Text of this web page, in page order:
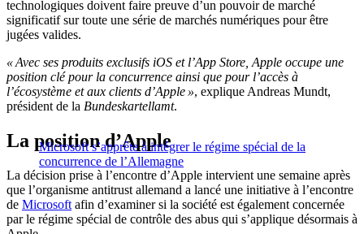
technologiques doivent faire preuve d’un pouvoir de marché
significatif sur toute une série de marchés numériques pour être
jugées valides.
« Avec ses produits exclusifs iOS et l’App Store, Apple occupe une
position clé pour la concurrence ainsi que pour l’accès à
l’écosystème et aux clients d’Apple », explique Andreas Mundt,
président de la Bundeskartellamt.
Microsoft s’apprête à intégrer le régime spécial de la
concurrence de l’Allemagne
La position d’Apple
La décision prise à l’encontre d’Apple intervient une semaine après
que l’organisme antitrust allemand a lancé une initiative à l’encontre
de Microsoft afin d’examiner si la société est également concernée
par le régime spécial de contrôle des abus qui s’applique désormais à